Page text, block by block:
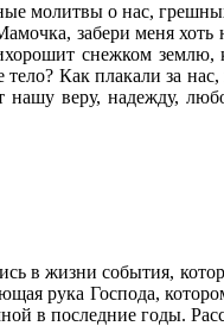
молитвы о нас,
забери меня хоть
снежком
тело? Как плакали за
нашу веру, надежду,
в жизни события,
рука Господа,
в последние годы.